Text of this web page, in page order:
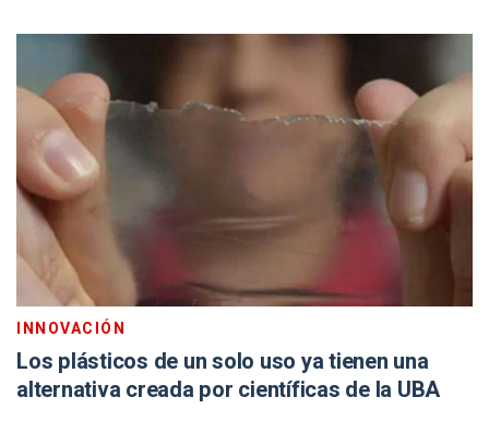
INNOVACIÓN
Los plásticos de un solo uso ya tienen una
alternativa creada por científicas de la UBA